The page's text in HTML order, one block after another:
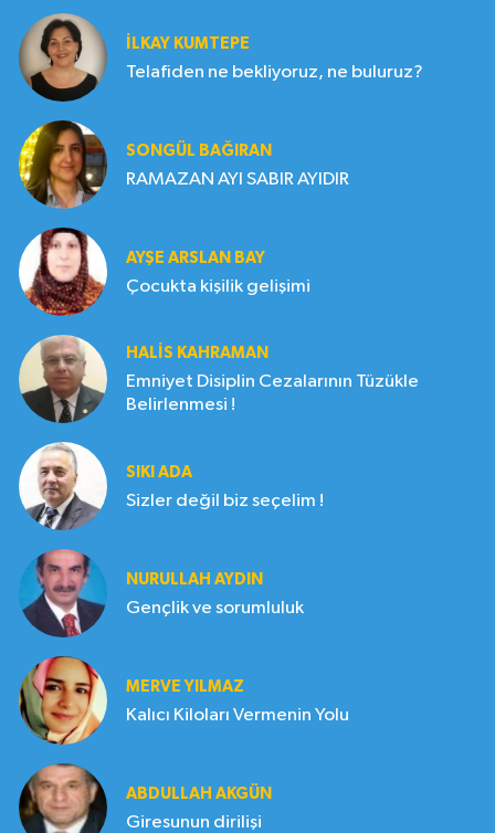
İLKAY KUMTEPE
Telafiden ne bekliyoruz, ne buluruz?
SONGÜL BAĞIRAN
RAMAZAN AYI SABIR AYIDIR
AYŞE ARSLAN BAY
Çocukta kişilik gelişimi
HALIS KAHRAMAN
Emniyet Disiplin Cezalarının Tüzükle
Belirlenmesi !
SIKI ADA
Sizler değil biz seçelim !
NURULLAH AYDIN
Gençlik ve sorumluluk
MERVE YILMAZ
Kalıcı Kiloları Vermenin Yolu
ABDULLAH AKGÜN
Giresunun dirilişi